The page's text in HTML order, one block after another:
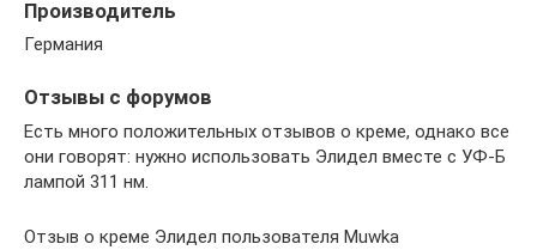
Производитель
Германия
Отзывы с форумов
Есть много положительных отзывов о креме, однако все
они говорят: нужно использовать Элидел вместе с УФ-Б
лампой 311 нм.
Отзыв о креме Элидел пользователя Muwka